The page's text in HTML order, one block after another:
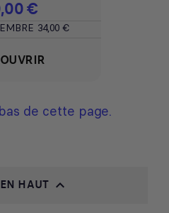
€
34,00 €
de cette page.
HAUT 